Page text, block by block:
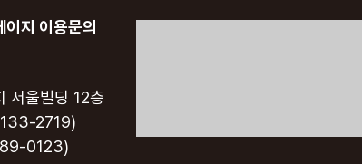
이지 이용문의
서울빌딩 12층
2719)
0123)